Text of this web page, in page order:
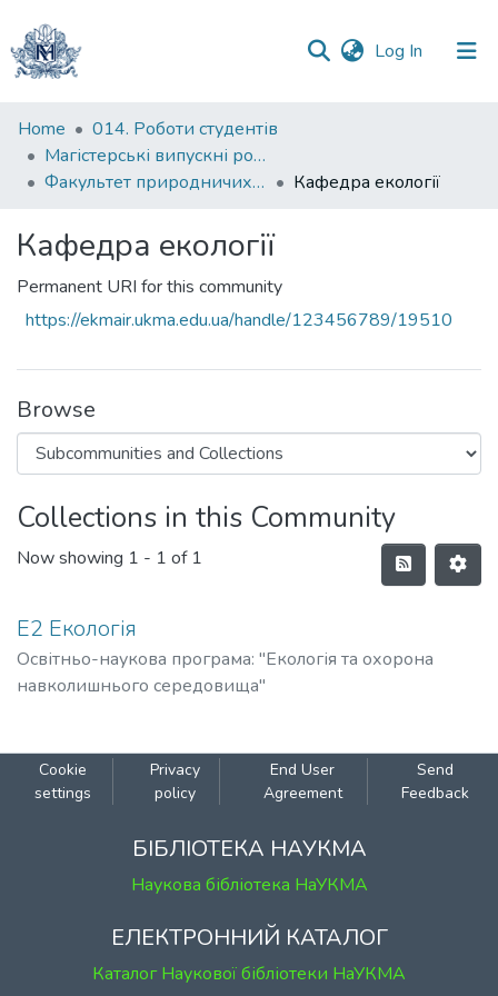
Log In (current)
Communities
&
Collections
Statistics
Home
014. Роботи студентів
Магістерські випускні роботи
Факультет природничих наук
Кафедра екології
Кафедра екології
Permanent URI for this community
https://ekmair.ukma.edu.ua/handle/123456789/19510
Browse
Collections in this Community
Now showing 1 - 1 of 1
Е2 Екологія
Освітньо-наукова програма: "Екологія та охорона
навколишнього середовища"
Cookie
settings
Privacy
policy
End User
Agreement
Send
Feedback
БІБЛІОТЕКА НАУКМА
Наукова бібліотека НаУКМА
ЕЛЕКТРОННИЙ КАТАЛОГ
Каталог Наукової бібліотеки НаУКМА